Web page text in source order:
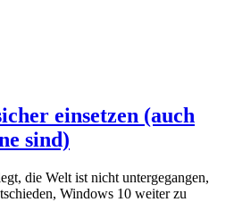
einsetzen (auch
sind)
die Welt ist nicht untergegangen,
Windows 10 weiter zu